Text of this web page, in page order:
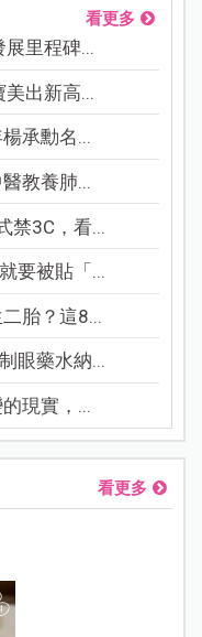
看更多
里程碑...
出新高...
承勳名...
教養肺...
禁3C，看...
要被貼「...
胎？這8...
眼藥水納...
現實，...
看更多